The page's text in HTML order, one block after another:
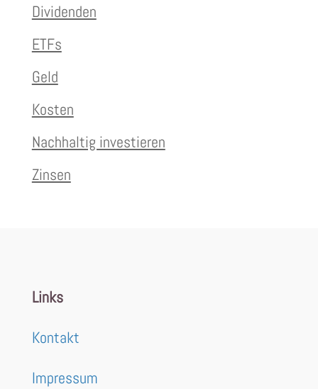
Dividenden
ETFs
Geld
Kosten
Nachhaltig investieren
Zinsen
Links
Kontakt
Impressum